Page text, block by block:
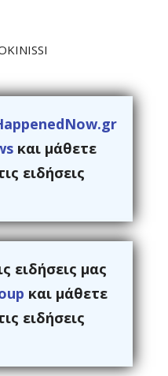
και μάθετε
ειδήσεις
ειδήσεις μας
και μάθετε
ειδήσεις